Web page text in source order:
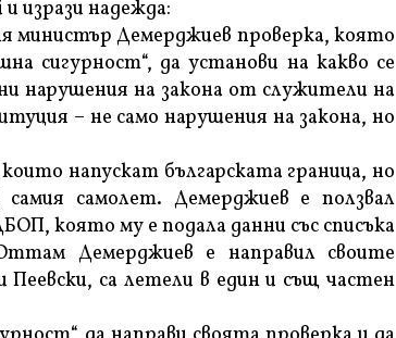
изрази надежда:
министър Демерджиев проверка, която
сигурност“, да установи на какво се
нарушения на закона от служители на
– не само нарушения на закона, но
напускат българската граница, но
самолет. Демерджиев е ползвал
която му е подала данни със списъка
Демерджиев е направил своите
Пеевски, са летели в един и същ частен